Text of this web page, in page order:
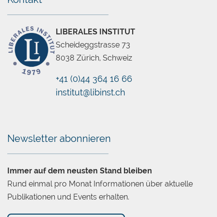
Chatbot
man sich unbedingt für eine Entpolitisierung von
technischen Parametern wie etwa dem
Umwandlungssatz und dem Mindestzinssatz bei
der zweiten Säule stark machen. Letztere stellten
insbesondere im aktuellen Negativzinsumfeld
eine wachsende Herausforderung dar.
Präsentation von Michael Ferber und Damian
LIBERALES INSTITUT
Scheideggstrasse 73
8038 Zürich, Schweiz
+41 (0)44 364 16 66
institut@libinst.ch
Newsletter abonnieren
Immer auf dem neusten Stand bleiben
Rund einmal pro Monat Informationen über aktuelle
Publikationen und Events erhalten.